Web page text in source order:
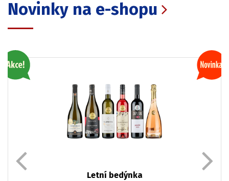
Novinky na e-shopu
Letní bedýnka